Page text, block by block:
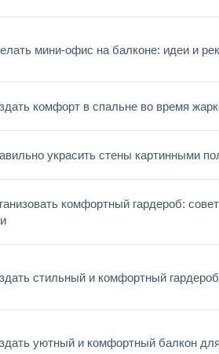
мини-офис на балконе: идеи и
комфорт в спальне во время
украсить стены картинными
комфортный гардероб:
стильный и комфортный
уютный и комфортный балкон